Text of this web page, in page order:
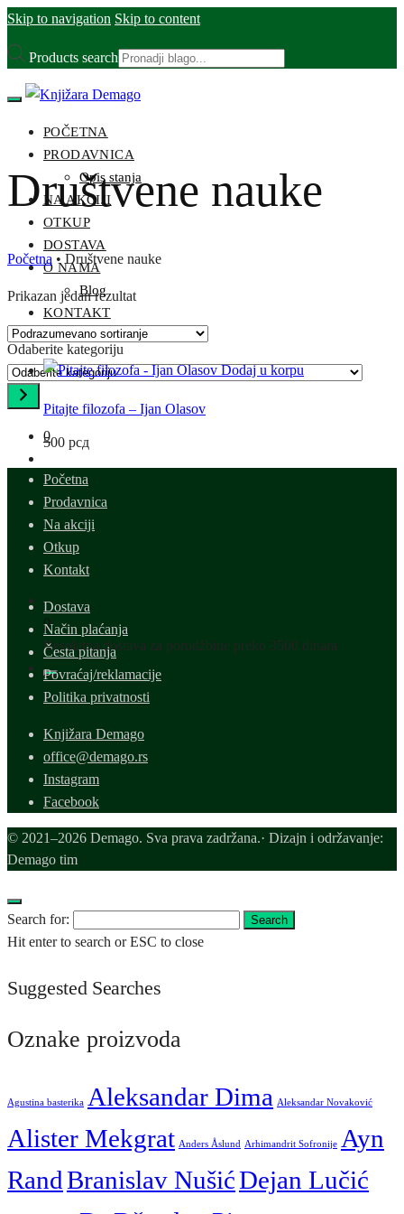
Skip to navigation Skip to content
Products search
POČETNA
PRODAVNICA
Opis stanja
NA AKCIJI
OTKUP
DOSTAVA
O NAMA
Blog
KONTAKT
Odaberite kategoriju
0
0
Besplatna dostava za porudžbine preko 3500 dinara
Društvene nauke
Početna • Društvene nauke
Prikazan jedan rezultat
Dodaj u korpu
Pitajte filozofa – Ijan Olasov
500 рсд
Početna
Prodavnica
Na akciji
Otkup
Kontakt
Dostava
Način plaćanja
Česta pitanja
Povraćaj/reklamacije
Politika privatnosti
Knjižara Demago
office@demago.rs
Instagram
Facebook
© 2021–2026 Demago. Sva prava zadržana.· Dizajn i održavanje:
Demago tim
Search for: Search
Hit enter to search or ESC to close
Suggested Searches
Oznake proizvoda
Agustina basterika Aleksandar Dima Aleksandar Novaković
Alister Mekgrat Anders Åslund Arhimandrit Sofronije Ayn
RandBranislav NušićDejan Lučić